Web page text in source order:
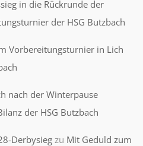
in die Rückrunde der
der HSG Butzbach
Vorbereitungsturnier in Lich
nach der Winterpause
der HSG Butzbach
Derbysieg zu Mit Geduld zum